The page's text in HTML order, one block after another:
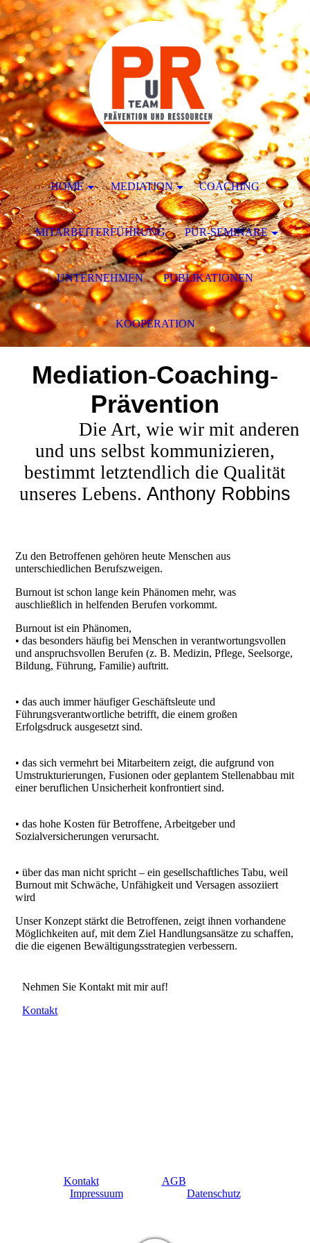
Mediation-Coaching-
Prävention
Die Art, wie wir mit anderen
und uns selbst kommunizieren,
bestimmt letztendlich die Qualität
unseres Lebens. Anthony Robbins
Zu den Betroffenen gehören heute Menschen aus
unterschiedlichen Berufszweigen.
Burnout ist schon lange kein Phänomen mehr, was
auschließlich in helfenden Berufen vorkommt.
Burnout ist ein Phänomen,
• das besonders häufig bei Menschen in verantwortungsvollen
und anspruchsvollen Berufen (z. B. Medizin, Pflege, Seelsorge,
Bildung, Führung, Familie) auftritt.
• das auch immer häufiger Geschäftsleute und
Führungsverantwortliche betrifft, die einem großen
Erfolgsdruck ausgesetzt sind.
• das sich vermehrt bei Mitarbeitern zeigt, die aufgrund von
Umstrukturierungen, Fusionen oder geplantem Stellenabbau mit
einer beruflichen Unsicherheit konfrontiert sind.
• das hohe Kosten für Betroffene, Arbeitgeber und
Sozialversicherungen verursacht.
• über das man nicht spricht – ein gesellschaftliches Tabu, weil
Burnout mit Schwäche, Unfähigkeit und Versagen assoziiert
wird
Unser Konzept stärkt die Betroffenen, zeigt ihnen vorhandene
Möglichkeiten auf, mit dem Ziel Handlungsansätze zu schaffen,
die die eigenen Bewältigungsstrategien verbessern.
Nehmen Sie Kontakt mit mir auf!
Kontakt
Kontakt
AGB
Impressuum
Datenschutz
HOME MEDIATION COACHING
MITARBEITERFÜHRUNG PUR-SEMINARE
UNTERNEHMEN PUBLIKATIONEN
KOOPERATION